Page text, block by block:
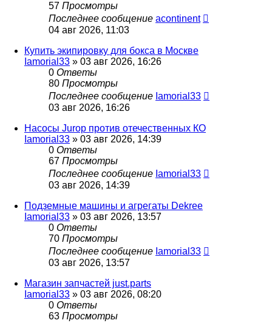
57 Просмотры
Последнее сообщение acontinent
04 авг 2026, 11:03
Купить экипировку для бокса в Москве
Iamorial33 » 03 авг 2026, 16:26
0 Ответы
80 Просмотры
Последнее сообщение Iamorial33
03 авг 2026, 16:26
Насосы Jurop против отечественных КО
Iamorial33 » 03 авг 2026, 14:39
0 Ответы
67 Просмотры
Последнее сообщение Iamorial33
03 авг 2026, 14:39
Подземные машины и агрегаты Dekree
Iamorial33 » 03 авг 2026, 13:57
0 Ответы
70 Просмотры
Последнее сообщение Iamorial33
03 авг 2026, 13:57
Магазин запчастей just.parts
Iamorial33 » 03 авг 2026, 08:20
0 Ответы
63 Просмотры